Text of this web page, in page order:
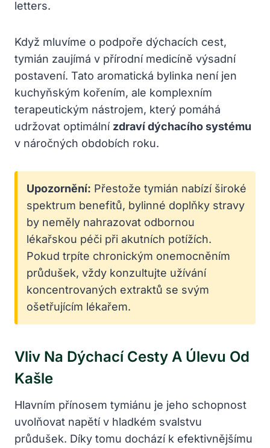
Když mluvíme o podpoře dýchacích cest,
tymián zaujímá v přírodní medicíně výsadní
postavení. Tato aromatická bylinka není jen
kuchyňským kořením, ale komplexním
terapeutickým nástrojem, který pomáhá
udržovat optimální zdraví dýchacího systému
v náročných obdobích roku.
Upozornění: Přestože tymián nabízí široké
spektrum benefitů, bylinné doplňky stravy
by neměly nahrazovat odbornou
lékařskou péči při akutních potížích.
Pokud trpíte chronickým onemocněním
průdušek, vždy konzultujte užívání
koncentrovaných extraktů se svým
ošetřujícím lékařem.
Vliv Na Dýchací Cesty A Úlevu Od
Kašle
Hlavním přínosem tymiánu je jeho schopnost
uvolňovat napětí v hladkém svalstvu
průdušek. Díky tomu dochází k efektivnějšímu